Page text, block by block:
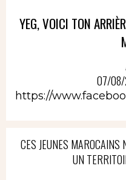
YEG, VOICI TON
07/08/
https://
CES JEUNES
UN